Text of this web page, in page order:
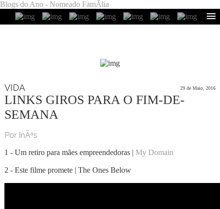
Blogs do Ano - Nomeado FamÃ­lia
VIDA 29 de Maio, 2016
LINKS GIROS PARA O FIM-DE-
SEMANA
Por InÃªs
1 - Um retiro para mães empreendedoras | My Domain
2 - Este filme promete | The Ones Below